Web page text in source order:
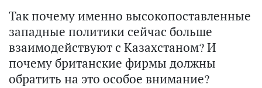
Так почему именно высокопоставленные
западные политики сейчас больше
взаимодействуют с Казахстаном? И
почему британские фирмы должны
обратить на это особое внимание?